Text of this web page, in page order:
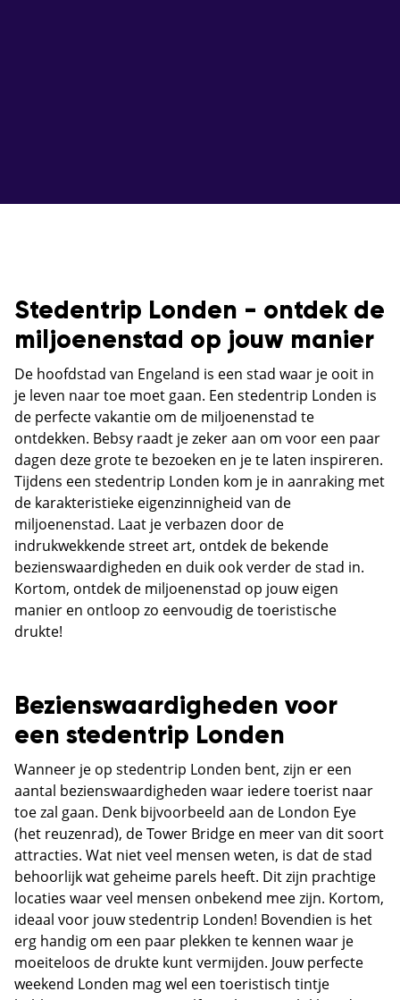
Stedentrip Londen - ontdek de
miljoenenstad op jouw manier
De hoofdstad van Engeland is een stad waar je ooit in
je leven naar toe moet gaan. Een stedentrip Londen is
de perfecte vakantie om de miljoenenstad te
ontdekken. Bebsy raadt je zeker aan om voor een paar
dagen deze grote te bezoeken en je te laten inspireren.
Tijdens een stedentrip Londen kom je in aanraking met
de karakteristieke eigenzinnigheid van de
miljoenenstad. Laat je verbazen door de
indrukwekkende street art, ontdek de bekende
bezienswaardigheden en duik ook verder de stad in.
Kortom, ontdek de miljoenenstad op jouw eigen
manier en ontloop zo eenvoudig de toeristische
drukte!
Bezienswaardigheden voor
een stedentrip Londen
Wanneer je op stedentrip Londen bent, zijn er een
aantal bezienswaardigheden waar iedere toerist naar
toe zal gaan. Denk bijvoorbeeld aan de London Eye
(het reuzenrad), de Tower Bridge en meer van dit soort
attracties. Wat niet veel mensen weten, is dat de stad
behoorlijk wat geheime parels heeft. Dit zijn prachtige
locaties waar veel mensen onbekend mee zijn. Kortom,
ideaal voor jouw stedentrip Londen! Bovendien is het
erg handig om een paar plekken te kennen waar je
moeiteloos de drukte kunt vermijden. Jouw perfecte
weekend Londen mag wel een toeristisch tintje